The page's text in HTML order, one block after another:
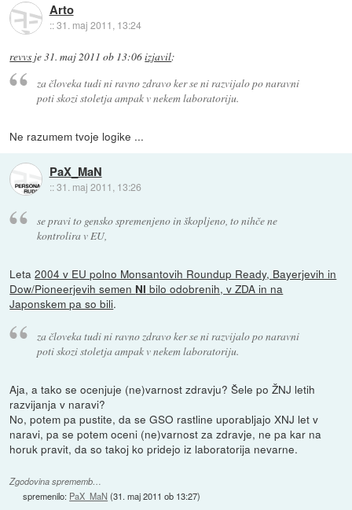
Arto
::31. maj 2011, 13:24
revvs je31. maj 2011 ob 13:06izjavil:
za človeka tudi ni ravno zdravo ker se ni razvijalo po naravni
poti skozi stoletja ampak v nekem laboratoriju.
Ne razumem tvoje logike ...
PaX_MaN
::31. maj 2011, 13:26
se pravi to gensko spremenjeno in škopljeno, to nihče ne
kontrolira v EU,
Leta2004 v EU polno Monsantovih Roundup Ready, Bayerjevih in
Dow/Pioneerjevih semen NI bilo odobrenih, v ZDA in na
Japonskem pa so bili.
za človeka tudi ni ravno zdravo ker se ni razvijalo po naravni
poti skozi stoletja ampak v nekem laboratoriju.
Aja, a tako se ocenjuje (ne)varnost zdravju? Šele po ŽNJ letih
razvijanja v naravi?
No, potem pa pustite, da se GSO rastline uporabljajo XNJ let v
naravi, pa se potem oceni (ne)varnost za zdravje, ne pa kar na
horuk pravit, da so takoj ko pridejo iz laboratorija nevarne.
Zgodovina sprememb…
spremenilo: PaX_MaN (31. maj 2011 ob 13:27)